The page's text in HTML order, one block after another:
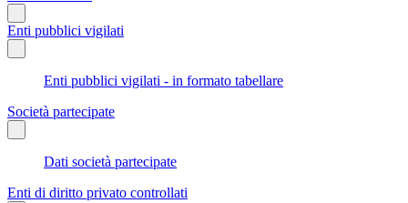
Enti pubblici vigilati
Enti pubblici vigilati - in formato tabellare
Società partecipate
Dati società partecipate
Enti di diritto privato controllati